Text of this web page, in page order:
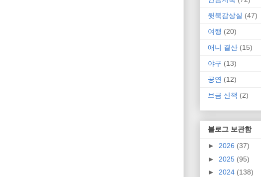
뒷북감상실 (47)
여행 (20)
애니 결산 (15)
야구 (13)
공연 (12)
브금 산책 (2)
블로그 보관함
► 2026 (37)
► 2025 (95)
► 2024 (138)